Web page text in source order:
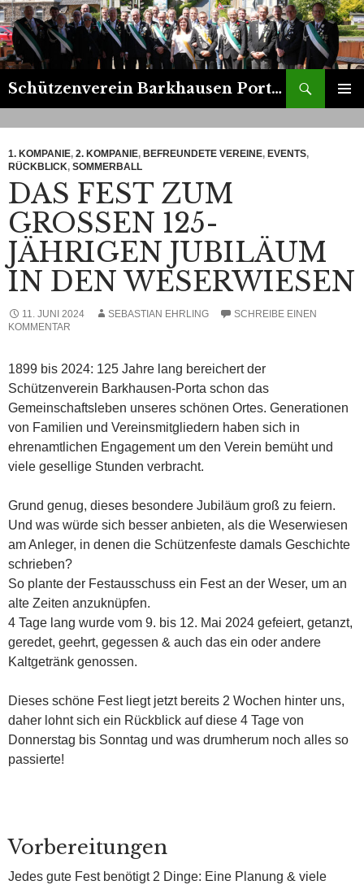
Schützenverein Barkhausen Porta 1899 e.V.
Suchen
MENÜ
1. KOMPANIE, 2. KOMPANIE, BEFREUNDETE VEREINE, EVENTS,
RÜCKBLICK, SOMMERBALL
DAS FEST ZUM
GROSSEN 125-J
ÄHRIGEN JUBILÄUM I
N DEN WESERWIESEN
11. JUNI 2024 SEBASTIAN EHRLING
SCHREIBE EINEN
KOMMENTAR
1899 bis 2024: 125 Jahre lang bereichert der
Schützenverein Barkhausen-Porta schon das
Gemeinschaftsleben unseres schönen Ortes. Generationen
von Familien und Vereinsmitgliedern haben sich in
ehrenamtlichen Engagement um den Verein bemüht und
viele gesellige Stunden verbracht.
Grund genug, dieses besondere Jubiläum groß zu feiern.
Und was würde sich besser anbieten, als die Weserwiesen
am Anleger, in denen die Schützenfeste damals Geschichte
schrieben?
So plante der Festausschuss ein Fest an der Weser, um an
alte Zeiten anzuknüpfen.
4 Tage lang wurde vom 9. bis 12. Mai 2024 gefeiert, getanzt,
geredet, geehrt, gegessen & auch das ein oder andere
Kaltgetränk genossen.
Dieses schöne Fest liegt jetzt bereits 2 Wochen hinter uns,
daher lohnt sich ein Rückblick auf diese 4 Tage von
Donnerstag bis Sonntag und was drumherum noch alles so
passierte!
Vorbereitungen
Jedes gute Fest benötigt 2 Dinge: Eine Planung & viele